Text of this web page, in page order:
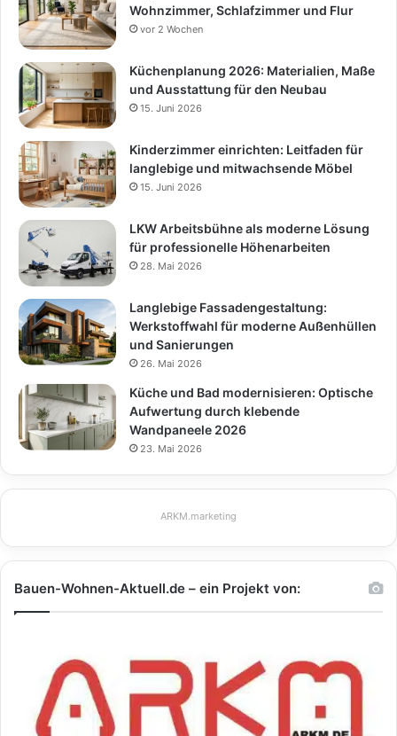
Wohnzimmer, Schlafzimmer und Flur
vor 2 Wochen
Küchenplanung 2026: Materialien, Maße
und Ausstattung für den Neubau
15. Juni 2026
Kinderzimmer einrichten: Leitfaden für
langlebige und mitwachsende Möbel
15. Juni 2026
LKW Arbeitsbühne als moderne Lösung
für professionelle Höhenarbeiten
28. Mai 2026
Langlebige Fassadengestaltung:
Werkstoffwahl für moderne Außenhüllen
und Sanierungen
26. Mai 2026
Küche und Bad modernisieren: Optische
Aufwertung durch klebende
Wandpaneele 2026
23. Mai 2026
ARKM.marketing
Bauen-Wohnen-Aktuell.de – ein Projekt von: